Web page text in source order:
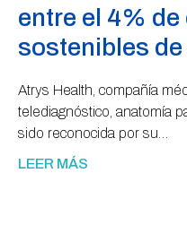
entre el 4%
sostenibles
Atrys Health, compañía
telediagnóstico, anatomía
sido reconocida por su…
LEER MÁS